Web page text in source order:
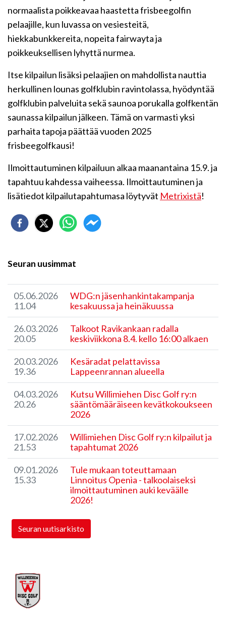
normaalista poikkeavaa haastetta frisbeegolfin
pelaajille, kun luvassa on vesiesteitä,
hiekkabunkkereita, nopeita fairwayta ja
poikkeuksellisen lyhyttä nurmea.
Itse kilpailun lisäksi pelaajien on mahdollista nauttia
herkullinen lounas golfklubin ravintolassa, hyödyntää
golfklubin palveluita sekä saunoa porukalla golfkentän
saunassa kilpailun jälkeen. Tämä on varmasti yksi
parhaita tapoja päättää vuoden 2025
frisbeegolfkausi!
Ilmoittautuminen kilpailuun alkaa maanantaina 15.9. ja
tapahtuu kahdessa vaiheessa. Ilmoittautuminen ja
lisätiedot kilpailutapahtumasa löytyvät Metrixistä!
Seuran uusimmat
05.06.2026
11.04
WDG:n jäsenhankintakampanja
kesakuussa ja heinäkuussa
26.03.2026
20.05
Talkoot Ravikankaan radalla
keskiviikkona 8.4. kello 16:00 alkaen
20.03.2026
19.36
Kesäradat pelattavissa
Lappeenrannan alueella
04.03.2026
20.26
Kutsu Willimiehen Disc Golf ry:n
sääntömääräiseen kevätkokoukseen
2026
17.02.2026
21.53
Willimiehen Disc Golf ry:n kilpailut ja
tapahtumat 2026
09.01.2026
15.33
Tule mukaan toteuttamaan
Linnoitus Openia - talkoolaiseksi
ilmoittautuminen auki keväälle
2026!
Seuran uutisarkisto